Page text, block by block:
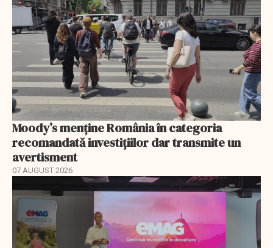
Moody’s menține România în categoria
recomandată investițiilor dar transmite un
avertisment
07 AUGUST 2026